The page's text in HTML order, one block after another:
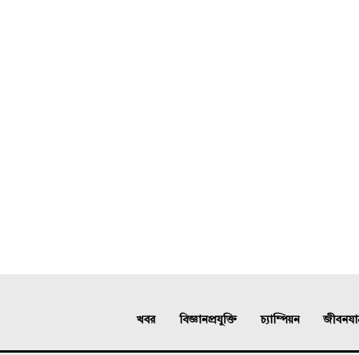
খবর বিজ্ঞানপ্রযুক্তি চ্যাম্পিয়ন